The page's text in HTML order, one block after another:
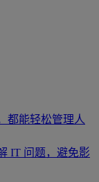
都能轻松管理人
IT 问题，避免影